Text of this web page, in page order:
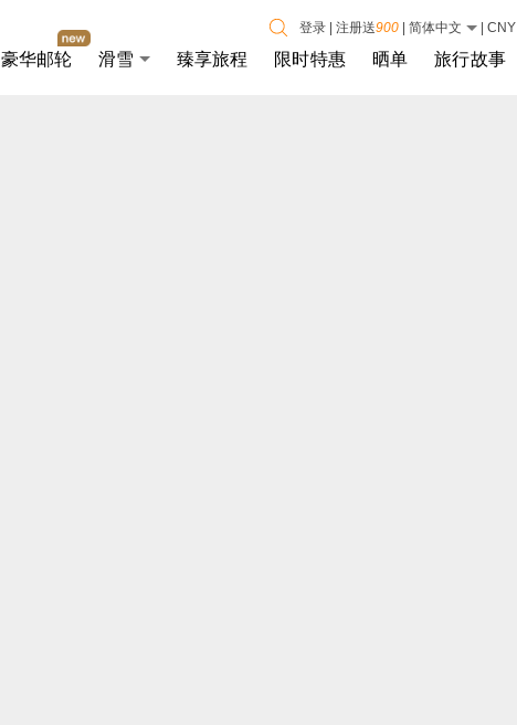
豪华邮轮 滑雪 臻享旅程 限时特惠 晒单 旅行故事
登录 | 注册送900 | 简体中文 | CNY